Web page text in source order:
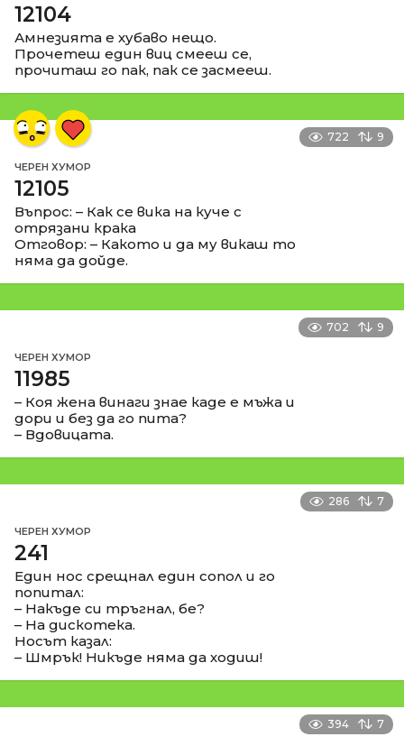
12104
Амнезията е хубаво нещо.
Прочетеш един виц смееш се,
прочиташ го пак, пак се засмееш.
722 9
ЧЕРЕН ХУМОР
12105
Въпрос: – Как се вика на куче с
отрязани крака
Отговор: – Какото и да му викаш то
няма да дойде.
702 9
ЧЕРЕН ХУМОР
11985
– Коя жена винаги знае каде е мъжа и
дори и без да го пита?
– Вдовицата.
286 7
ЧЕРЕН ХУМОР
241
Един нос срещнал един сопол и го
попитал:
– Накъде си тръгнал, бе?
– На дискотека.
Носът казал:
– Шмрък! Никъде няма да ходиш!
394 7